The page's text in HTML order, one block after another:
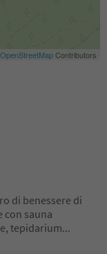
OpenStreetMapContributors
di benessere di
con sauna
tepidarium...